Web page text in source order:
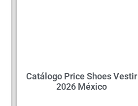
Catálogo Price Shoes Vestir
2026 México